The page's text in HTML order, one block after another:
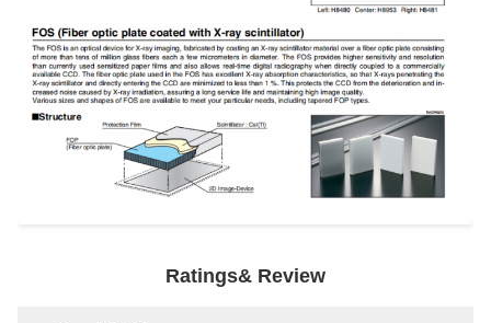
Ratings& Review